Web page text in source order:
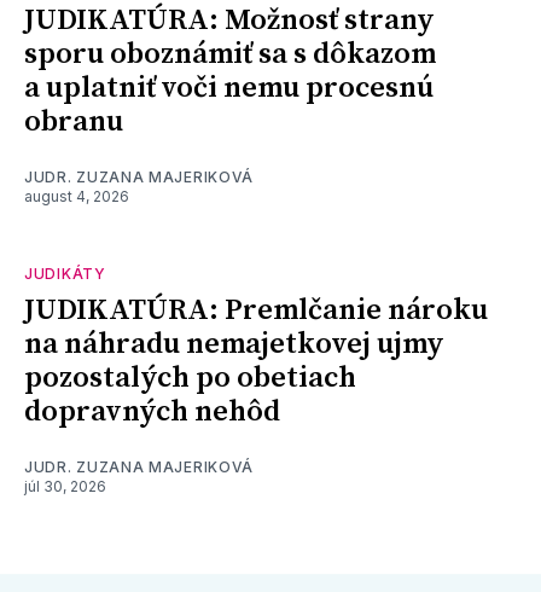
JUDIKATÚRA: Možnosť strany
sporu oboznámiť sa s dôkazom
a uplatniť voči nemu procesnú
obranu
JUDR. ZUZANA MAJERIKOVÁ
august 4, 2026
JUDIKÁTY
JUDIKATÚRA: Premlčanie nároku
na náhradu nemajetkovej ujmy
pozostalých po obetiach
dopravných nehôd
JUDR. ZUZANA MAJERIKOVÁ
júl 30, 2026